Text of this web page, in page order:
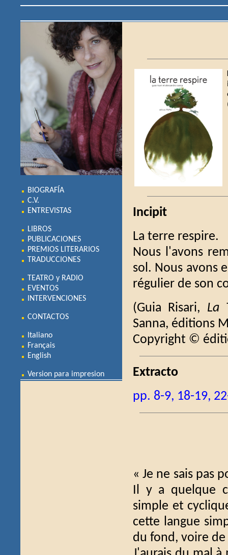
BIOGRAFÍA
C.V.
ENTREVISTAS
LIBROS
PUBLICACIONES
PREMIOS LITERARIOS
TRADUCCIONES
TEATRO y RADIO
EVENTOS
INTERVENCIONES
CONTACTOS
Italiano
Français
English
Version para impresion
Incipit
La terre respire.
Nous l'avons
sol. Nous avons
régulier de son
(Guia Risari, La
Sanna, éditions
Copyright ©
Extracto
pp. 8-9, 18-19,
« Je ne sais pas
Il y a quelque
simple et
cette langue
du fond, voire